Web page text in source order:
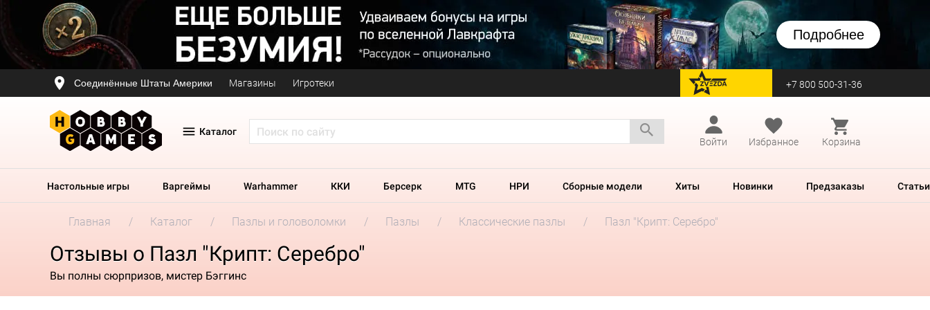
Подробнее
Соединённые Штаты Америки Магазины Игротеки перейти на Zvezda +7 800 500-31-36
Каталог
Войти
Избранное Корзина
Настольные игры Варгеймы Warhammer ККИ Берсерк MTG НРИ Сборные модели Хиты Новинки Предзаказы Статьи
Главная Каталог Пазлы и головоломки Пазлы Классические пазлы Пазл "Крипт: Серебро"
Отзывы о Пазл "Крипт: Серебро"
Вы полны сюрпризов, мистер Бэггинс